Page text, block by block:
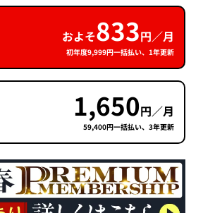
およそ833円／月
初年度9,999円一括払い、1年更新
1,650円／月
59,400円一括払い、3年更新